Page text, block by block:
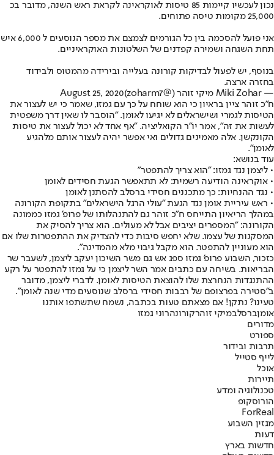
נכון לעכשיו קיימות 85 טיסות לאוקראינה לקראת ראש השנה, מדובר בכ
25,000 מקומות טיסה פתוחים.
אני פועל להסכמה בין כל הגורמים לצמצם את מספר הנוסעים ל 6,000 איש
תחת השגחה ושמירה קפדנים של השלטונות האוקראיניים.
בנוסף, יש לפעול לבדיקות קורונה בעלייה ובירידה מהמטוס ולבידוד
בחזרה ארצה.
— Miki Zohar מיקי זוהר (@zoharm7)
August 25, 2020
ח"כ זוהר ציין בראיון כי הוא שוחח על כך עם גמזו, שאמר כי יש לעצור את
הטיסות לגמרי ושישראלים לא יגיעו לאומן. "הוסבר לו שאין דרך משפטית
לעשות את זה", אמר יו"ר הקואליציה. "אף אחד לא יכול לעצור את טיסות
הקונקשן. אלה מאמינים גדולים ואי אפשר יהיה לעצור אותם מלהגיע
לאומן".
עוד בנושא:
• ליצמן נגד גמזו: "הוא צריך להתפטר"
• אוקראינה הודיעה רשמית: לא תתאפשר הגעת חסידים לאומן
• נגד ההנחיות: כך מתכננים חסידי ברסלב להסתנן לאומן
• ראש עיריית אומן נגד הגעת "עולי הרגל הישראלים" בתקופת הקורונה
במהלך הריאיון התייחס ח"כ זוהר גם להתנהלותו של פרופ' גמזו כממונה
הקורונה: "המספרים יציבים אבל לא מעולים. הוא צריך להסיק את
המסקנות של עצמו. שלא יחפש סיבות כדי להצדיק את ההתפטרות שלו אם
הוא מעוניין להתפטר. הוא מקבל גיבוי מלא מהמדינה".
כזכור, השבוע פרופ' גמזו ספג אש גם משר השיכון יעקב ליצמן, לשעבר שר
הבריאות. בשיחה עם כתבים אמר השר ליצמן כי על גמזו להתפטר על רקע
ההתנגדות הנחרצת שלו להוצאת הטיסות לאומן. לדברי ליצמן, מדובר
ב"סטירה בפרצופם של רבבות חסידי ברסלב שנוסעים מדי שנה לאומן".
טעינו? נתקן! אם מצאתם טעות בכתבה, נשמח שתשתפו אותנו
אומןברסלבמיקי זוהרקורונהרוני גמזו
מדורים
ספורט
תרבות ובידור
לייף סטייל
אוכל
תיירות
טכנולוגיה ומדע
הורוסקופ
ForReal
מגזין השבוע
דעות
חדשות בארץ